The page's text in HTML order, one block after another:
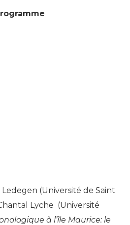
(Université de Saint
Lyche (Université
à l’île Maurice: le